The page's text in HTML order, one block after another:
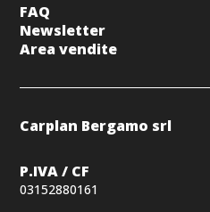
FAQ
Newsletter
Area vendite
Carplan Bergamo srl
P.IVA / CF
03152880161